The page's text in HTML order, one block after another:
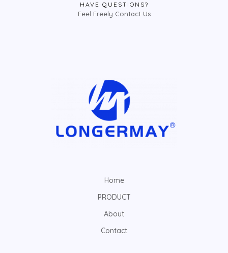
HAVE QUESTIONS?
Feel Freely Contact Us
Home
PRODUCT
About
Contact